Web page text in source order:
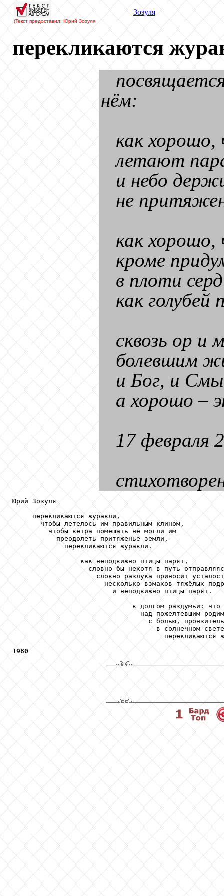
(Текст предоставил: Юрий Зозуля
Зозуля
перекликаются
нём:
как
летают
и небо
не
как
кроме
в плоти
как голубей
сквозь ор и
болевшим
и Бог, и
а хорошо –
17 февраля
Юрий Зозуля
     перекликаются журавли,
       чтобы летелось им правильным клином,
         чтобы ветра помешать не могли им
           преодолеть притяженье земли,-
             перекликаются журавли.
                 как неподвижно птицы парят,
словно-бы нехотя в путь
словно разлука приносит
несколько взмахов тяжёлых
                         и неподвижно птицы парят.
в долгом раздумьи:
над пожелтевшим
с болью,
в солнечном
перекликаются
1980